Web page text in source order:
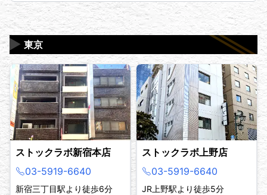
東京
▶
ストックラボ新宿本店
03-5919-6640
新宿三丁目駅より徒歩6分
ストックラボ上野店
03-5919-6640
JR上野駅より徒歩5分